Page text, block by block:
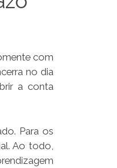
com
no dia
a conta
Para os
Ao todo,